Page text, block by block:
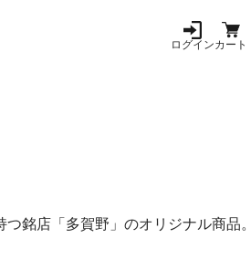
ログインカート
銘店「多賀野」のオリジナル商品